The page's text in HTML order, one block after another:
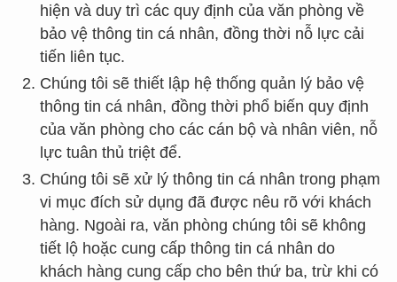
hiện và duy trì các quy định của văn phòng về
bảo vệ thông tin cá nhân, đồng thời nỗ lực cải
tiến liên tục.
Chúng tôi sẽ thiết lập hệ thống quản lý bảo vệ
thông tin cá nhân, đồng thời phổ biến quy định
của văn phòng cho các cán bộ và nhân viên, nỗ
lực tuân thủ triệt để.
Chúng tôi sẽ xử lý thông tin cá nhân trong phạm
vi mục đích sử dụng đã được nêu rõ với khách
hàng. Ngoài ra, văn phòng chúng tôi sẽ không
tiết lộ hoặc cung cấp thông tin cá nhân do
khách hàng cung cấp cho bên thứ ba, trừ khi có